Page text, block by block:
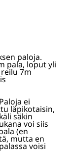
paloja.
pala, loput yli
7m
ei
läpikotaisin,
säkin
voi siis
(en
mutta en
voisi